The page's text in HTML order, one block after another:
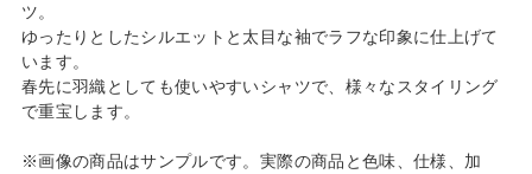
ツ。
ゆったりとしたシルエットと太目な袖でラフな印象に仕上げて
います。
春先に羽織としても使いやすいシャツで、様々なスタイリング
で重宝します。
※画像の商品はサンプルです。実際の商品と色味、仕様、加